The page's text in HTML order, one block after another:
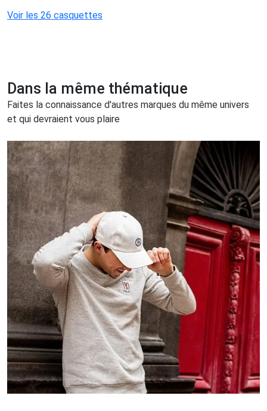
Voir les 26 casquettes
Dans la même thématique
Faites la connaissance d'autres marques du même univers
et qui devraient vous plaire